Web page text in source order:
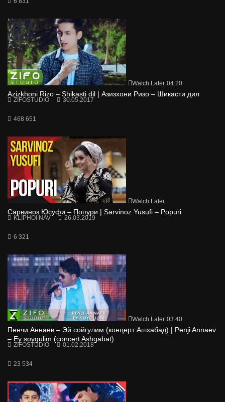
Watch Later 04:20
Azizkhoni Rizo – Shikasti dil | Азизхони Ризо – Шикасти дил
ZIFOSTUDIO 30.05.2017
468 651
Watch Later
Сарвиноз Юсуфи – Попури | Sarvinoz Yusufi – Popuri
KLIPHOI NAV 26.03.2019
6 321
Watch Later 03:40
Пенчи Аннаев – Эй сойгулим (концерт Ашхабад) | Penji Annaev
– Ey soygulim (concert Ashgabat)
ZIFOSTUDIO 01.02.2018
23 534